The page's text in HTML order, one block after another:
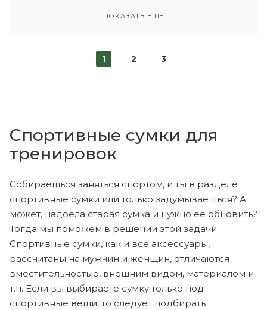
ПОКАЗАТЬ ЕЩЕ
1 2 3
Спортивные сумки для
тренировок
Собираешься заняться спортом, и ты в разделе
спортивные сумки или только задумываешься? А
может, надоела старая сумка и нужно её обновить?
Тогда мы поможем в решении этой задачи.
Спортивные сумки, как и все аксессуары,
рассчитаны на мужчин и женщин, отличаются
вместительностью, внешним видом, материалом и
т.п. Если вы выбираете сумку только под
спортивные вещи, то следует подбирать